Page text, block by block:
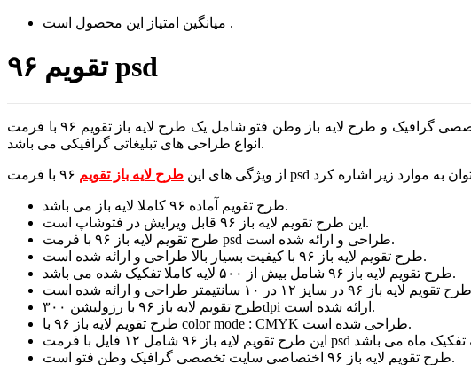
میانگین امتیاز این محصول است .
تقویم ۹۶ psd
طرح لایه باز تقویم آماده و قابل ویرایش ارائه شده در این لحظه از سایت تخصصی گرافیک و طرح لایه باز وطن فتو شامل یک طرح لایه باز تقویم ۹۶ با فرمت psd و کیفیت بسیار بالا مناسب جهت استفاده در
انواع طراحی های تبلیغاتی گرافیکی می باشد.
از ویژگی های این طرح لایه باز تقویم
طرح تقویم آماده ۹۶ کاملا لایه باز می باشد.
این طرح تقویم لایه باز ۹۶ قابل ویرایش در فتوشاپ است.
طرح تقویم لایه باز ۹۶ با فرمت psd طراحی و ارائه شده است.
طرح تقویم لایه باز ۹۶ با کیفیت بسیار بالا طراحی و ارائه شده است.
طرح تقویم لایه باز ۹۶ شامل بیش از ۵۰۰ لایه کاملا تفکیک شده می باشد.
طرح تقویم لایه باز ۹۶ با رزولیشن ۳۰۰dpi ارائه شده است.
طرح تقویم لایه باز ۹۶ با color mode : CMYK طراحی شده است.
طرح تقویم لایه باز ۹۶ اختصاصی سایت تخصصی گرافیک وطن فتو است.